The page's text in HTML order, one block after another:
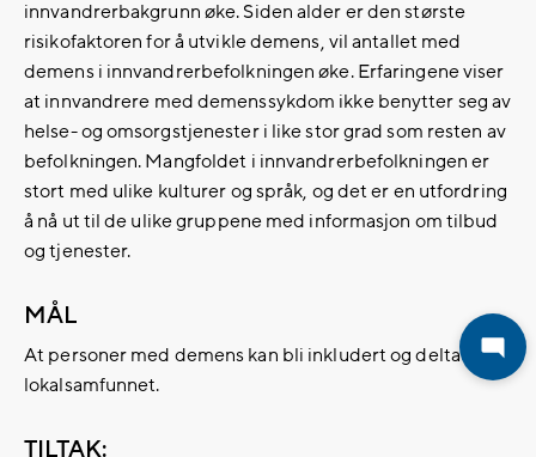
innvandrerbakgrunn øke. Siden alder er den største
risikofaktoren for å utvikle demens, vil antallet med
demens i innvandrerbefolkningen øke. Erfaringene viser
at innvandrere med demenssykdom ikke benytter seg av
helse- og omsorgstjenester i like stor grad som resten av
befolkningen. Mangfoldet i innvandrerbefolkningen er
stort med ulike kulturer og språk, og det er en utfordring
å nå ut til de ulike gruppene med informasjon om tilbud
og tjenester.
MÅL
At personer med demens kan bli inkludert og delta i
lokalsamfunnet.
TILTAK: